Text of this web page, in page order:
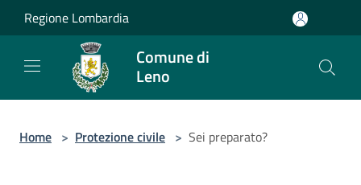
Salta al contenuto principale
Regione Lombardia
Comune di
Leno
Home > Protezione civile > Sei preparato?